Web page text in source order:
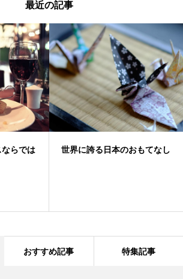
最近の記事
らでは
世界に誇る日本のおもてなし
おすすめ記事 特集記事